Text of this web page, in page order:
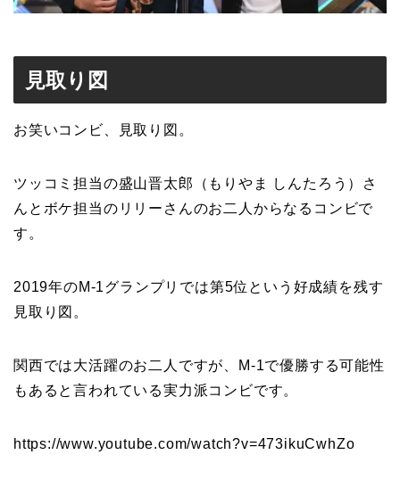
見取り図
お笑いコンビ、 見取り図 。
ツッコミ担当の盛山晋太郎（もりやま しんたろう）さ
んとボケ担当のリリーさんのお二人からなるコンビで
す。
2019年のM-1グランプリでは第5位という好成績を残す
見取り図。
関西では大活躍のお二人ですが、M-1で優勝する可能性
もあると言われている実力派コンビです。
https://www.youtube.com/watch?v=473ikuCwhZo